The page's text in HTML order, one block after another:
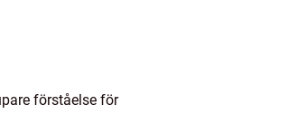
förståelse för